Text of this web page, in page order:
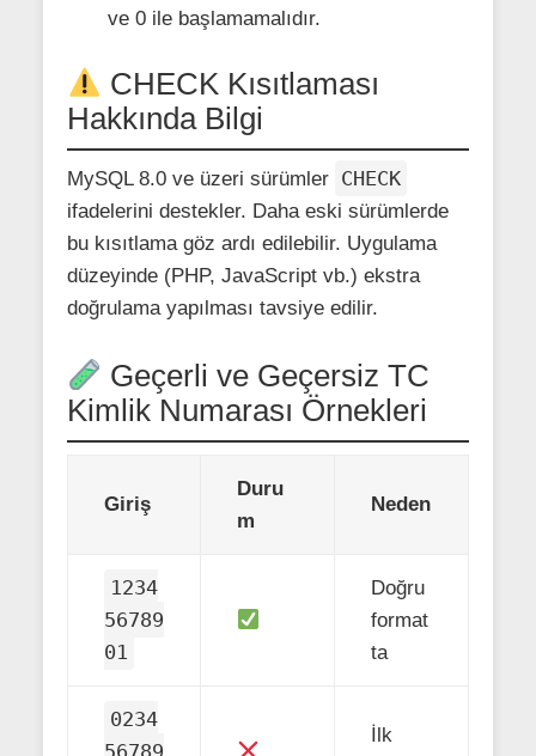
ve 0 ile başlamamalıdır.
CHECK Kısıtlaması
Hakkında Bilgi
MySQL 8.0 ve üzeri sürümler CHECK
ifadelerini destekler. Daha eski sürümlerde
bu kısıtlama göz ardı edilebilir. Uygulama
düzeyinde (PHP, JavaScript vb.) ekstra
doğrulama yapılması tavsiye edilir.
Geçerli ve Geçersiz TC
Kimlik Numarası Örnekleri
Giriş
Duru
m
Neden
1234
56789
01
Doğru
format
ta
0234
İlk